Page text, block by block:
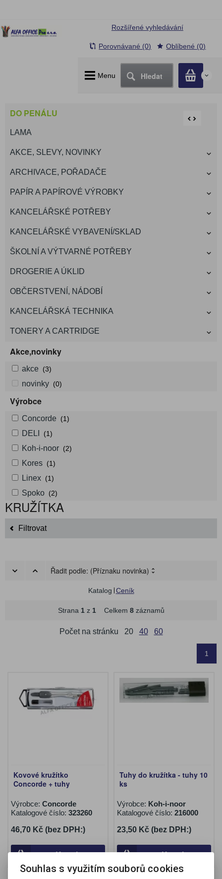
Menu Hledat 0
Rozšířené vyhledávání
Porovnávané (0) Oblíbené (0)
DO PENÁLU
LAMA
AKCE, SLEVY, NOVINKY
ARCHIVACE, POŘADAČE
PAPÍR A PAPÍROVÉ VÝROBKY
KANCELÁŘSKÉ POTŘEBY
KANCELÁŘSKÉ VYBAVENÍ/SKLAD
ŠKOLNÍ A VÝTVARNÉ POTŘEBY
DROGERIE A ÚKLID
OBČERSTVENÍ, NÁDOBÍ
KANCELÁŘSKÁ TECHNIKA
TONERY A CARTRIDGE
Akce,novinky
akce (3)
novinky (0)
Výrobce
Concorde (1)
DELI (1)
Koh-i-noor (2)
Kores (1)
Linex (1)
Spoko (2)
KRUŽÍTKA
Filtrovat
Řadit podle: (Příznaku novinka)
Katalog Ceník
Strana 1z 1Celkem 8záznamů
Počet na stránku 20 40 60
1
Kovové kružítko
Concorde + tuhy
Výrobce: Concorde
Katalogové číslo: 323260
46,70 Kč (bez DPH:)
Koupit
Tuhy do kružítka - tuhy 10
ks
Výrobce: Koh-i-noor
Katalogové číslo: 216000
23,50 Kč (bez DPH:)
Koupit
Souhlas s využitím souborů cookies